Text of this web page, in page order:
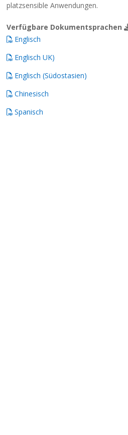
platzsensible Anwendungen.
Verfügbare Dokumentsprachen
Englisch
Englisch UK)
Englisch (Südostasien)
Chinesisch
Spanisch